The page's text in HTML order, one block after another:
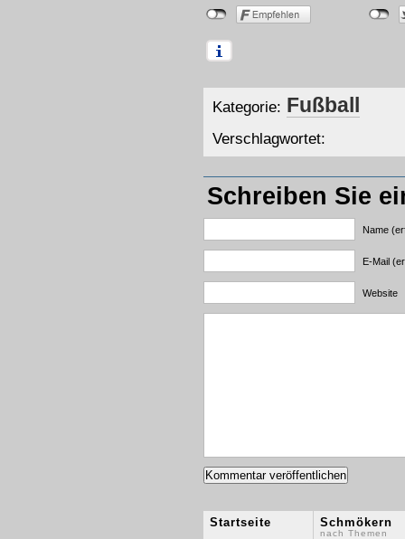
Kategorie: Fußball
Verschlagwortet:
Schreiben Sie
Name
E-Mail
Website
Startseite Schmökern
nach Themen